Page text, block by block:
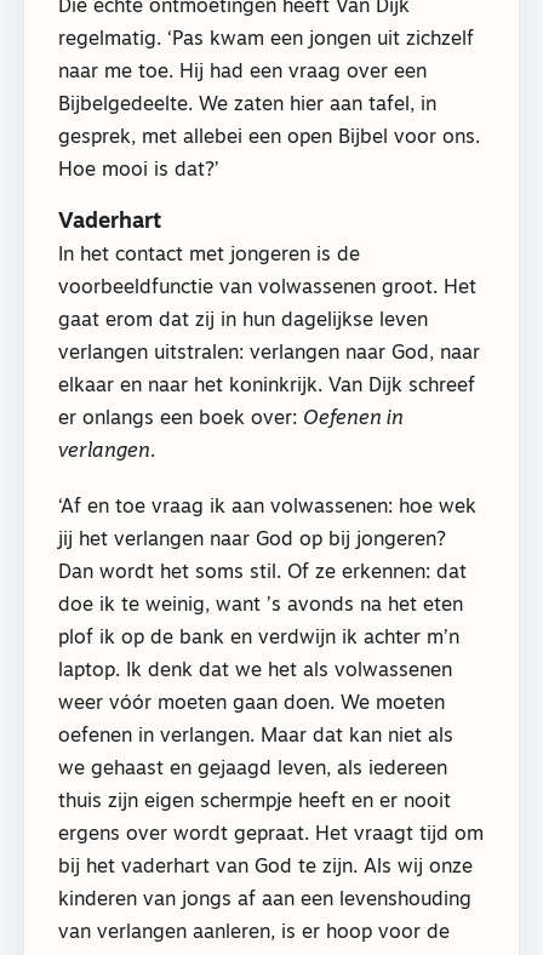
Die echte ontmoetingen heeft Van Dijk
regelmatig. ‘Pas kwam een jongen uit zichzelf
naar me toe. Hij had een vraag over een
Bijbelgedeelte. We zaten hier aan tafel, in
gesprek, met allebei een open Bijbel voor ons.
Hoe mooi is dat?’
Vaderhart
In het contact met jongeren is de
voorbeeldfunctie van volwassenen groot. Het
gaat erom dat zij in hun dagelijkse leven
verlangen uitstralen: verlangen naar God, naar
elkaar en naar het koninkrijk. Van Dijk schreef
er onlangs een boek over: Oefenen in
verlangen.
‘Af en toe vraag ik aan volwassenen: hoe wek
jij het verlangen naar God op bij jongeren?
Dan wordt het soms stil. Of ze erkennen: dat
doe ik te weinig, want ’s avonds na het eten
plof ik op de bank en verdwijn ik achter m’n
laptop. Ik denk dat we het als volwassenen
weer vóór moeten gaan doen. We moeten
oefenen in verlangen. Maar dat kan niet als
we gehaast en gejaagd leven, als iedereen
thuis zijn eigen schermpje heeft en er nooit
ergens over wordt gepraat. Het vraagt tijd om
bij het vaderhart van God te zijn. Als wij onze
kinderen van jongs af aan een levenshouding
van verlangen aanleren, is er hoop voor de